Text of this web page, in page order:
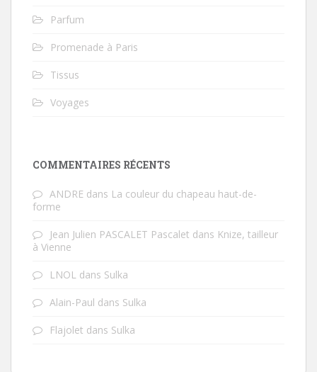
Parfum
Promenade à Paris
Tissus
Voyages
COMMENTAIRES RÉCENTS
ANDRE dans La couleur du chapeau haut-de-
forme
Jean Julien PASCALET Pascalet dans Knize, tailleur
à Vienne
LNOL dans Sulka
Alain-Paul dans Sulka
Flajolet dans Sulka